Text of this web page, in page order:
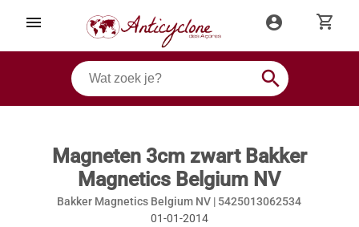
menu account_circle shopping_cart
search
Magneten 3cm zwart Bakker
Magnetics Belgium NV
Bakker Magnetics Belgium NV | 5425013062534
01-01-2014